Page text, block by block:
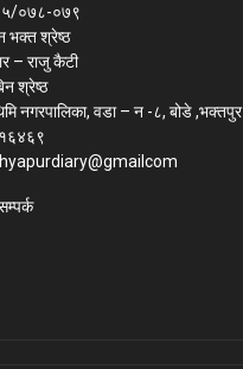
०७८-०७९
भक्त श्रेष्ठ
– राजु कैटी
श्रेष्ठ
नगरपालिका, वडा – न -८, बोडे ,भक्तपुर